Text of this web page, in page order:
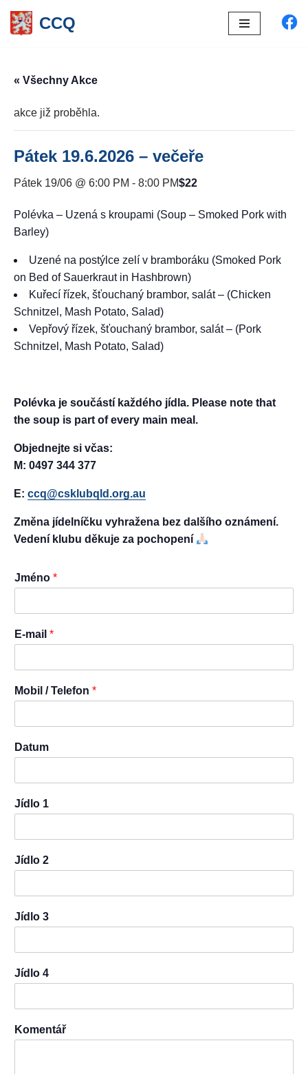
Přeskočit
obsah
CCQ
« Všechny Akce
akce již proběhla.
Pátek 19.6.2026 – večeře
Pátek 19/06 @ 6:00 PM - 8:00 PM$22
Polévka – Uzená s kroupami (Soup – Smoked Pork with
Barley)
Uzené na postýlce zelí v bramboráku (Smoked Pork
on Bed of Sauerkraut in Hashbrown)
Kuřecí řízek, šťouchaný brambor, salát – (Chicken
Schnitzel, Mash Potato, Salad)
Vepřový řízek, šťouchaný brambor, salát – (Pork
Schnitzel, Mash Potato, Salad)
Polévka je součástí každého jídla. Please note that
the soup is part of every main meal.
Objednejte si včas:
M: 0497 344 377
E: ccq@csklubqld.org.au
Změna jídelníčku vyhražena bez dalšího oznámení.
Vedení klubu děkuje za pochopení
Jméno *
E-mail *
Mobil / Telefon *
Datum
Jídlo 1
Jídlo 2
Jídlo 3
Jídlo 4
Komentář